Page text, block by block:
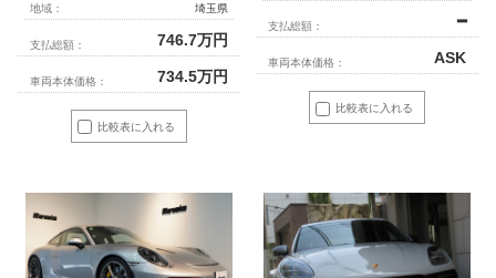
比較表に入れる
地域： 埼玉県
支払総額： 746.7万円
車両本体価格： 734.5万円
比較表に入れる
支払総額： ━
車両本体価格： ASK